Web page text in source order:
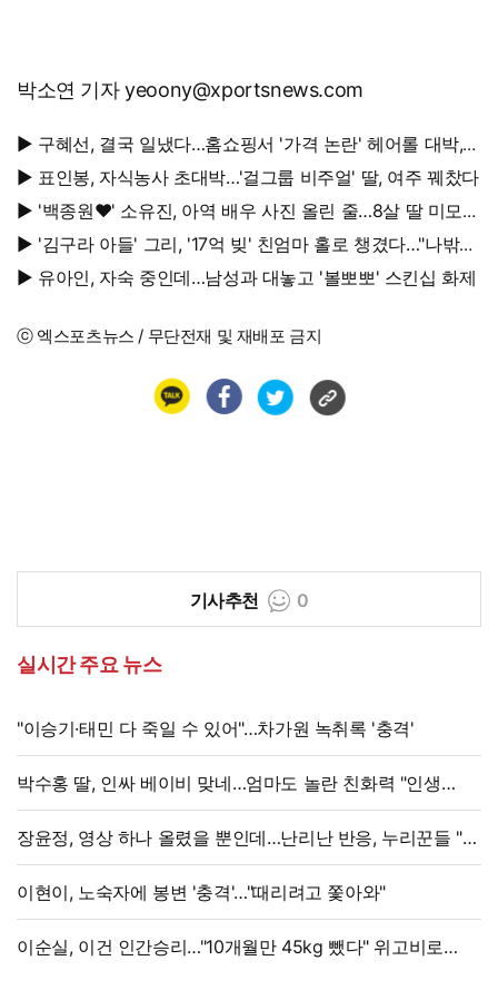
박소연 기자 yeoony@xportsnews.com
▶ 구혜선, 결국 일냈다…홈쇼핑서 '가격 논란' 헤어롤 대박,
무려 '3만 장' 돌파
▶ 표인봉, 자식농사 초대박…'걸그룹 비주얼' 딸, 여주 꿰찼다
▶ '백종원♥' 소유진, 아역 배우 사진 올린 줄…8살 딸 미모
대박, 연예인 시켜도 되겠어
▶ '김구라 아들' 그리, '17억 빚' 친엄마 홀로 챙겼다…"나밖에
없어, 연락 꾸준히 하는 중"
▶ 유아인, 자숙 중인데…남성과 대놓고 '볼뽀뽀' 스킨십 화제
ⓒ 엑스포츠뉴스 / 무단전재 및 재배포 금지
기사추천 0
실시간 주요 뉴스
"이승기·태민 다 죽일 수 있어"…차가원 녹취록 '충격'
박수홍 딸, 인싸 베이비 맞네…엄마도 놀란 친화력 "인생
N회차"
장윤정, 영상 하나 올렸을 뿐인데…난리난 반응, 누리꾼들 "더
예뻐졌네요" 술렁
이현이, 노숙자에 봉변 '충격'…"때리려고 쫓아와"
이순실, 이건 인간승리…"10개월만 45kg 뺐다" 위고비로